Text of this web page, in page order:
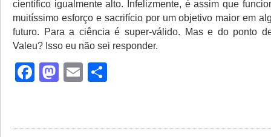
científico igualmente alto. Infelizmente, é assim que
muitíssimo esforço e sacrifício por um objetivo maior em
futuro. Para a ciência é super-válido. Mas e do ponto
Valeu? Isso eu não sei responder.
Facebook
Mastodon
Email